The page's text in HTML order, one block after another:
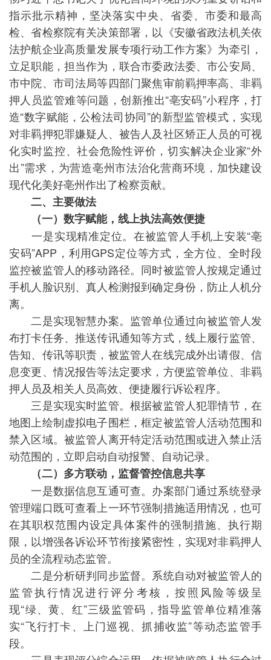
指示批示精神，坚决落实中央、省委、市委和最高
检、省检察院有关决策部署，以《安徽省政法机关依
法护航企业高质量发展专项行动工作方案》为牵引，
立足职能，担当作为，联合市委政法委、市公安局、
市中院、市司法局等四部门聚焦审前羁押率高、非羁
押人员监管难等问题，创新推出“亳安码”小程序，打
造“数字赋能，公检法司协同”的新型监管模式，实现
对非羁押犯罪嫌疑人、被告人及社区矫正人员的可视
化实时监控、社会危险性评价，切实解决企业家“外
出”需求，为营造亳州市法治化营商环境，加快建设
现代化美好亳州作出了检察贡献。
二、主要做法
（一）数字赋能，线上执法高效便捷
一是实现精准定位。在被监管人手机上安装“亳
安码”APP，利用GPS定位等方式，全方位、全时段
监控被监管人的移动路径。同时被监管人按规定通过
手机人脸识别、真人检测报到确定身份，防止人机分
离。
二是实现智慧办案。监管单位通过向被监管人发
布打卡任务、推送传讯通知等方式，线上履行监管、
告知、传讯等职责，被监管人在线完成外出请假、信
息变更、情况报告等法定要求，方便监管单位、非羁
押人员及相关人员高效、便捷履行诉讼程序。
三是实现实时监管。根据被监管人犯罪情节，在
地图上绘制虚拟电子围栏，框定被监管人活动范围和
禁入区域。被监管人离开特定活动范围或进入禁止活
动范围的，立即启动自动报警、自动记录。
（二）多方联动，监督管控信息共享
一是数据信息互通可查。办案部门通过系统登录
管理端口既可查看上一环节强制措施适用情况，也可
在其职权范围内设定具体案件的强制措施、执行期
限，以增强各诉讼环节衔接紧密性，实现对非羁押人
员的全流程动态监管。
二是分析研判同步监督。系统自动对被监管人的
监管执行情况进行评分考核，按照风险等级呈
现“绿、黄、红”三级监管码，指导监管单位精准落
实“飞行打卡、上门巡视、抓捕收监”等动态监管手
段。